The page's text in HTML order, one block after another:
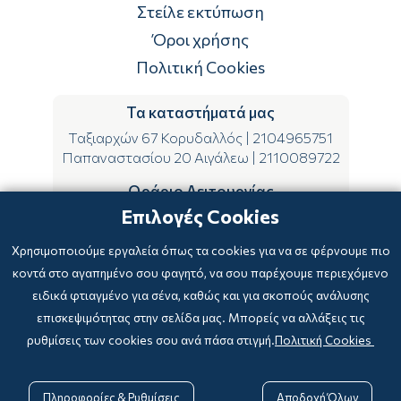
Επιστροφές
Στείλε εκτύπωση
Όροι χρήσης
Πολιτική Cookies
Τα καταστήματά μας
Ταξιαρχών 67 Κορυδαλλός
2104965751
Παπαναστασίου 20 Αιγάλεω
2110089722
Ωράριο Λειτουργίας
ΔΕ-ΤΕ-ΣΑ 09:00-15:00
Επιλογές Cookies
Χρησιμοποιούμε εργαλεία όπως τα cookies για να σε φέρνουμε πιο
κοντά στο αγαπημένο σου φαγητό, να σου παρέχουμε περιεχόμενο
ειδικά φτιαγμένο για σένα, καθώς και για σκοπούς ανάλυσης
επισκεψιμότητας στην σελίδα μας. Μπορείς να αλλάξεις τις
ρυθμίσεις των cookies σου ανά πάσα στιγμή.Πολιτική Cookies
Πληροφορίες & Ρυθμίσεις Αποδοχή Όλων